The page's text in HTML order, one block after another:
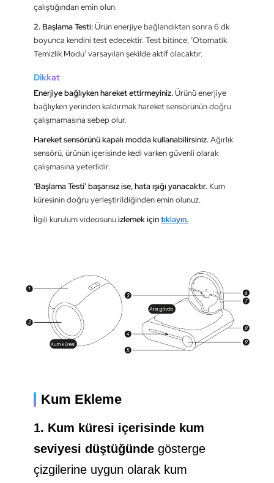
çalıştığından emin olun.
2. Başlama Testi:Ürün enerjiye bağlandıktan sonra 6 dk
boyunca kendini test edecektir. Test bitince, ‘Otomatik
Temizlik Modu’ varsayılan şekilde aktif olacaktır.
Dikkat
Enerjiye bağlıyken hareket ettirmeyiniz.Ürünü enerjiye
bağlıyken yerinden kaldırmak hareket sensörünün doğru
çalışmamasına sebep olur.
Hareket sensörünü kapalı modda kullanabilirsiniz.Ağırlık
sensörü, ürünün içerisinde kedi varken güvenli olarak
çalışmasına yeterlidir.
‘Başlama Testi’ başarısız ise, hata ışığı yanacaktır. Kum
küresinin doğru yerleştirildiğinden emin olunuz.
İlgili kurulum videosunuizlemek içintıklayın.
Kum Ekleme
1. Kum küresi içerisinde kum
seviyesi düştüğünde gösterge
çizgilerine uygun olarak kum